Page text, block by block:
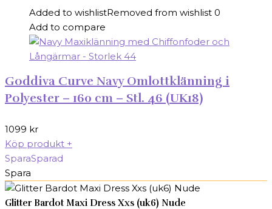
Added to wishlistRemoved from wishlist 0
Add to compare
Goddiva Curve Navy Omlottklänning i
Polyester – 160 cm – Stl. 46 (UK18)
1099 kr
Köp produkt +
SparaSparad
Spara
Glitter Bardot Maxi Dress Xxs (uk6) Nude